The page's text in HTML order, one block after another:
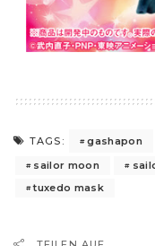
TAGS: gashapon
sailor moon
tuxedo mask